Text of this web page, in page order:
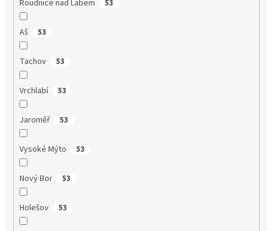
Roudnice nad Labem 53
Aš 53
Tachov 53
Vrchlabí 53
Jaroměř 53
Vysoké Mýto 53
Nový Bor 53
Holešov 53